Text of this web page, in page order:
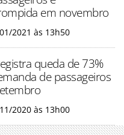
em novembro
2021 às 13h50
queda de 73%
de passageiros
2020 às 13h00